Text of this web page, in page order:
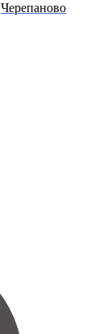
Черепаново